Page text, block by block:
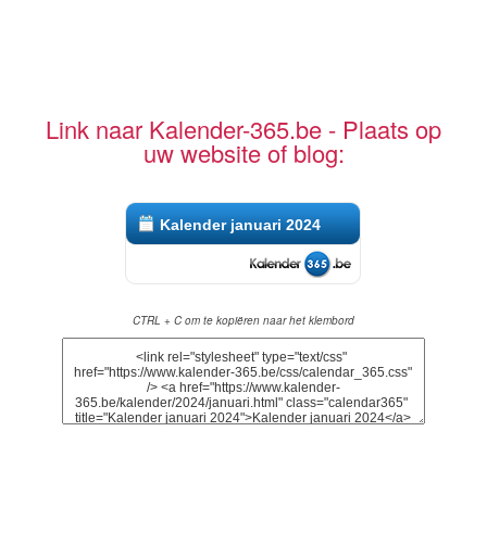
Link naar Kalender-365.be - Plaats op
uw website of blog:
Kalender januari 2024
CTRL + C om te kopiëren naar het klembord